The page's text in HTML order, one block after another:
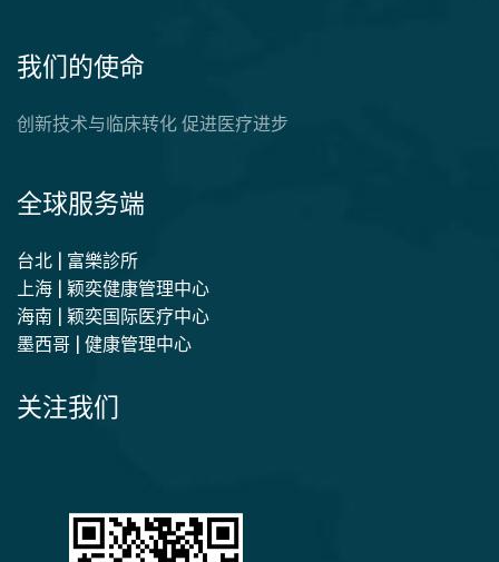
我们的使命
创新技术与临床转化 促进医疗进步
全球服务端
台北 | 富樂診所
上海 | 颖奕健康管理中心
海南 | 颖奕国际医疗中心
墨西哥 | 健康管理中心
关注我们